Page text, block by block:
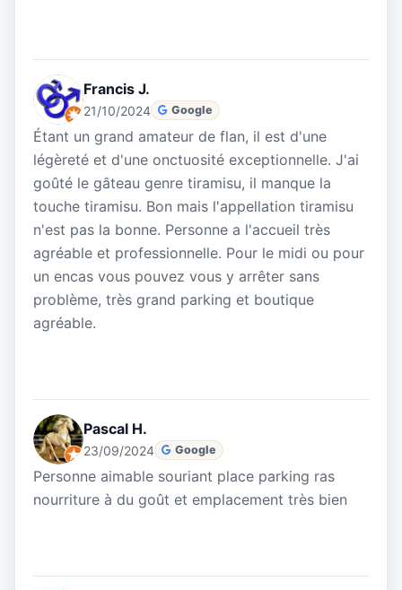
Francis J.
21/10/2024 Google
Étant un grand amateur de flan, il est d'une
légèreté et d'une onctuosité exceptionnelle. J'ai
goûté le gâteau genre tiramisu, il manque la
touche tiramisu. Bon mais l'appellation tiramisu
n'est pas la bonne. Personne a l'accueil très
agréable et professionnelle. Pour le midi ou pour
un encas vous pouvez vous y arrêter sans
problème, très grand parking et boutique
agréable.
Pascal H.
23/09/2024 Google
Personne aimable souriant place parking ras
nourriture à du goût et emplacement très bien